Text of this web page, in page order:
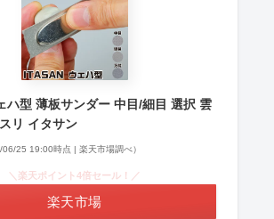
ハ型 薄板サンダー 中目/細目 選択 雲
リ イタサン
06/25 19:00時点 | 楽天市場調べ）
＼楽天ポイント4倍セール！／
楽天市場